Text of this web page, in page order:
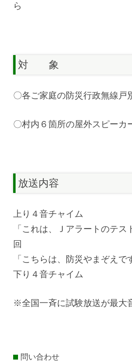
ら
対 象
〇各ご家庭の防災行政無線戸
〇村内６箇所の屋外スピーカ
放送内容
上り４音チャイム
「これは、Ｊアラートのテ
回
「こちらは、防災やまぞえで
下り４音チャイム
※全国一斉に試験放送が最大
問い合わせ